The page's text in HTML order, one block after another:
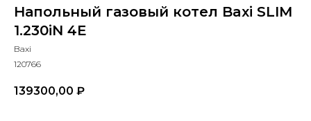
Напольный газовый котел Baxi SLIM
1.230iN 4E
Baxi
120766
139300,00 ₽